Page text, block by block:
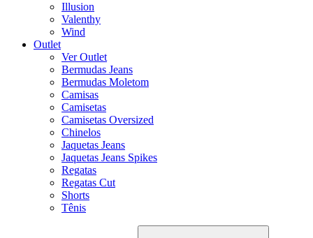
Illusion
Valenthy
Wind
Outlet
Ver Outlet
Bermudas Jeans
Bermudas Moletom
Camisas
Camisetas
Camisetas Oversized
Chinelos
Jaquetas Jeans
Jaquetas Jeans Spikes
Regatas
Regatas Cut
Shorts
Tênis